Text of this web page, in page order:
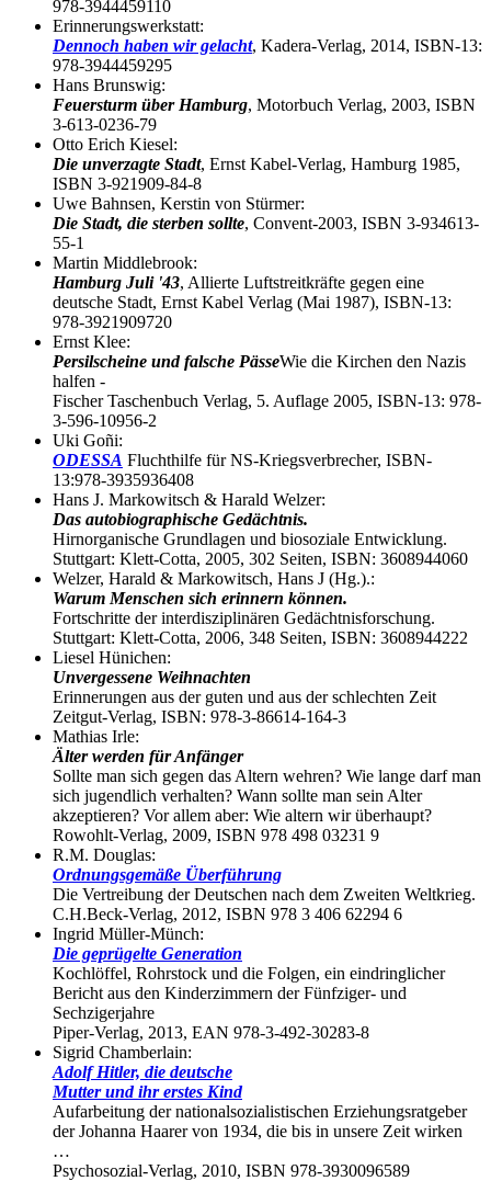
978-3944459110
Erinnerungswerkstatt:
Dennoch haben wir gelacht, Kadera-Verlag, 2014, ISBN-13:
978-3944459295
Hans Brunswig:
Feuersturm über Hamburg, Motorbuch Verlag, 2003, ISBN
3-613-0236-79
Otto Erich Kiesel:
Die unverzagte Stadt, Ernst Kabel-Verlag, Hamburg 1985,
ISBN 3-921909-84-8
Uwe Bahnsen, Kerstin von Stürmer:
Die Stadt, die sterben sollte, Convent-2003, ISBN 3-934613-
55-1
Martin Middlebrook:
Hamburg Juli '43, Allierte Luftstreitkräfte gegen eine
deutsche Stadt, Ernst Kabel Verlag (Mai 1987), ISBN-13:
978-3921909720
Ernst Klee:
Persilscheine und falsche PässeWie die Kirchen den Nazis
halfen -
Fischer Taschenbuch Verlag, 5. Auflage 2005, ISBN-13: 978-
3-596-10956-2
Uki Goñi:
ODESSA Fluchthilfe für NS-Kriegsverbrecher, ISBN-
13:978-3935936408
Hans J. Markowitsch & Harald Welzer:
Das autobiographische Gedächtnis.
Hirnorganische Grundlagen und biosoziale Entwicklung.
Stuttgart: Klett-Cotta, 2005, 302 Seiten, ISBN: 3608944060
Welzer, Harald & Markowitsch, Hans J (Hg.).:
Warum Menschen sich erinnern können.
Fortschritte der interdisziplinären Gedächtnisforschung.
Stuttgart: Klett-Cotta, 2006, 348 Seiten, ISBN: 3608944222
Liesel Hünichen:
Unvergessene Weihnachten
Erinnerungen aus der guten und aus der schlechten Zeit
Zeitgut-Verlag, ISBN: 978-3-86614-164-3
Mathias Irle:
Älter werden für Anfänger
Sollte man sich gegen das Altern wehren? Wie lange darf man
sich jugendlich verhalten? Wann sollte man sein Alter
akzeptieren? Vor allem aber: Wie altern wir überhaupt?
Rowohlt-Verlag, 2009, ISBN 978 498 03231 9
R.M. Douglas:
Ordnungsgemäße Überführung
Die Vertreibung der Deutschen nach dem Zweiten Weltkrieg.
C.H.Beck-Verlag, 2012, ISBN 978 3 406 62294 6
Ingrid Müller-Münch:
Die geprügelte Generation
Kochlöffel, Rohrstock und die Folgen, ein eindringlicher
Bericht aus den Kinderzimmern der Fünfziger- und
Sechzigerjahre
Piper-Verlag, 2013, EAN 978-3-492-30283-8
Sigrid Chamberlain:
Adolf Hitler, die deutsche
Mutter und ihr erstes Kind
Aufarbeitung der nationalsozialistischen Erziehungsratgeber
der Johanna Haarer von 1934, die bis in unsere Zeit wirken
…
Psychosozial-Verlag, 2010, ISBN 978-3930096589